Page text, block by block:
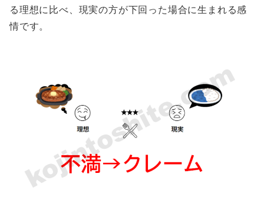
る理想に比べ、現実の方が下回った場合に生まれる感
情です。